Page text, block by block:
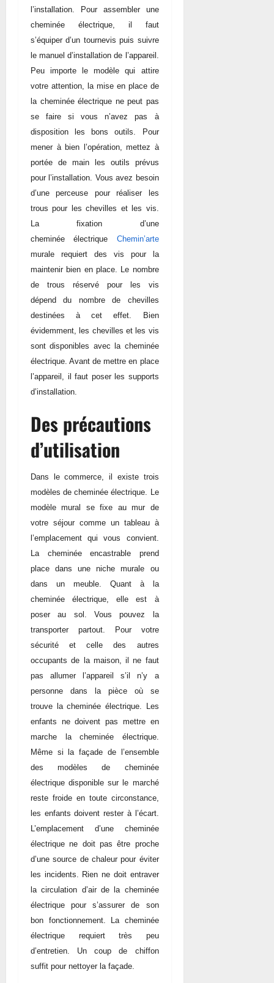
l’installation. Pour assembler une
cheminée électrique, il faut
s’équiper d’un tournevis puis suivre
le manuel d’installation de l’appareil.
Peu importe le modèle qui attire
votre attention, la mise en place de
la cheminée électrique ne peut pas
se faire si vous n’avez pas à
disposition les bons outils. Pour
mener à bien l’opération, mettez à
portée de main les outils prévus
pour l’installation. Vous avez besoin
d’une perceuse pour réaliser les
trous pour les chevilles et les vis.
La fixation d’une
cheminéeélectrique Chemin’arte
murale requiert des vis pour la
maintenir bien en place. Le nombre
de trous réservé pour les vis
dépend du nombre de chevilles
destinées à cet effet. Bien
évidemment, les chevilles et les vis
sont disponibles avec la cheminée
électrique. Avant de mettre en place
l’appareil, il faut poser les supports
d’installation.
Des précautions
d’utilisation
Dans le commerce, il existe trois
modèles de cheminée électrique. Le
modèle mural se fixe au mur de
votre séjour comme un tableau à
l’emplacement qui vous convient.
La cheminée encastrable prend
place dans une niche murale ou
dans un meuble. Quant à la
cheminée électrique, elle est à
poser au sol. Vous pouvez la
transporter partout. Pour votre
sécurité et celle des autres
occupants de la maison, il ne faut
pas allumer l’appareil s’il n’y a
personne dans la pièce où se
trouve la cheminée électrique. Les
enfants ne doivent pas mettre en
marche la cheminée électrique.
Même si la façade de l’ensemble
des modèles de cheminée
électrique disponible sur le marché
reste froide en toute circonstance,
les enfants doivent rester à l’écart.
L’emplacement d’une cheminée
électrique ne doit pas être proche
d’une source de chaleur pour éviter
les incidents. Rien ne doit entraver
la circulation d’air de la cheminée
électrique pour s’assurer de son
bon fonctionnement. La cheminée
électrique requiert très peu
d’entretien. Un coup de chiffon
suffit pour nettoyer la façade.